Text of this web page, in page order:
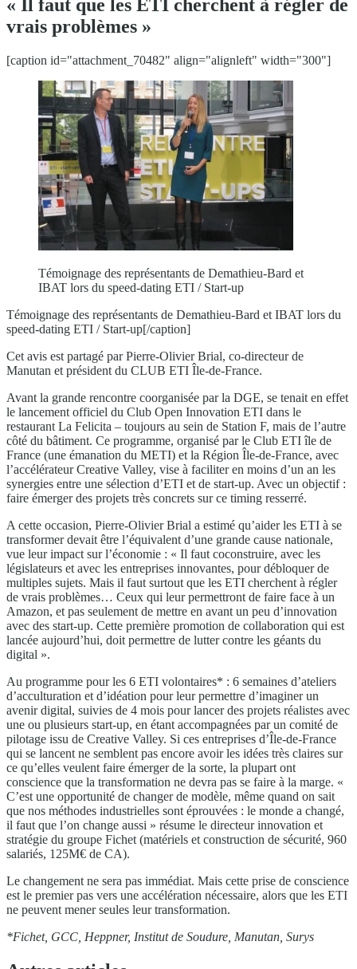
« Il faut que les ETI cherchent à régler de
vrais problèmes »
[caption id="attachment_70482" align="alignleft" width="300"]
Témoignage des représentants de Demathieu-Bard et
IBAT lors du speed-dating ETI / Start-up
Témoignage des représentants de Demathieu-Bard et IBAT lors du
speed-dating ETI / Start-up[/caption]
Cet avis est partagé par Pierre-Olivier Brial, co-directeur de
Manutan et président du CLUB ETI Île-de-France.
Avant la grande rencontre coorganisée par la DGE, se tenait en effet
le lancement officiel du Club Open Innovation ETI dans le
restaurant La Felicita – toujours au sein de Station F, mais de l’autre
côté du bâtiment. Ce programme, organisé par le Club ETI île de
France (une émanation du METI) et la Région Île-de-France, avec
l’accélérateur Creative Valley, vise à faciliter en moins d’un an les
synergies entre une sélection d’ETI et de start-up. Avec un objectif :
faire émerger des projets très concrets sur ce timing resserré.
A cette occasion, Pierre-Olivier Brial a estimé qu’aider les ETI à se
transformer devait être l’équivalent d’une grande cause nationale,
vue leur impact sur l’économie : « Il faut coconstruire, avec les
législateurs et avec les entreprises innovantes, pour débloquer de
multiples sujets. Mais il faut surtout que les ETI cherchent à régler
de vrais problèmes… Ceux qui leur permettront de faire face à un
Amazon, et pas seulement de mettre en avant un peu d’innovation
avec des start-up. Cette première promotion de collaboration qui est
lancée aujourd’hui, doit permettre de lutter contre les géants du
digital ».
Au programme pour les 6 ETI volontaires* : 6 semaines d’ateliers
d’acculturation et d’idéation pour leur permettre d’imaginer un
avenir digital, suivies de 4 mois pour lancer des projets réalistes avec
une ou plusieurs start-up, en étant accompagnées par un comité de
pilotage issu de Creative Valley. Si ces entreprises d’Île-de-France
qui se lancent ne semblent pas encore avoir les idées très claires sur
ce qu’elles veulent faire émerger de la sorte, la plupart ont
conscience que la transformation ne devra pas se faire à la marge. «
C’est une opportunité de changer de modèle, même quand on sait
que nos méthodes industrielles sont éprouvées : le monde a changé,
il faut que l’on change aussi » résume le directeur innovation et
stratégie du groupe Fichet (matériels et construction de sécurité, 960
salariés, 125M€ de CA).
Le changement ne sera pas immédiat. Mais cette prise de conscience
est le premier pas vers une accélération nécessaire, alors que les ETI
ne peuvent mener seules leur transformation.
*Fichet, GCC, Heppner, Institut de Soudure, Manutan, Surys